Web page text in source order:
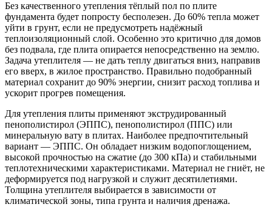
Без качественного утепления тёплый пол по плите
фундамента будет попросту бесполезен. До 60% тепла может
уйти в грунт, если не предусмотреть надёжный
теплоизоляционный слой. Особенно это критично для домов
без подвала, где плита опирается непосредственно на землю.
Задача утеплителя — не дать теплу двигаться вниз, направив
его вверх, в жилое пространство. Правильно подобранный
материал сохранит до 90% энергии, снизит расход топлива и
ускорит прогрев помещения.
Для утепления плиты применяют экструдированный
пенополистирол (ЭППС), пенополистирол (ППС) или
минеральную вату в плитах. Наиболее предпочтительный
вариант — ЭППС. Он обладает низким водопоглощением,
высокой прочностью на сжатие (до 300 кПа) и стабильными
теплотехническими характеристиками. Материал не гниёт, не
деформируется под нагрузкой и служит десятилетиями.
Толщина утеплителя выбирается в зависимости от
климатической зоны, типа грунта и наличия дренажа.